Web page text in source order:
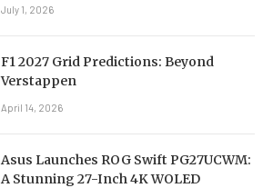
July 1, 2026
F1 2027 Grid Predictions: Beyond
Verstappen
April 14, 2026
Asus Launches ROG Swift PG27UCWM:
A Stunning 27-Inch 4K WOLED